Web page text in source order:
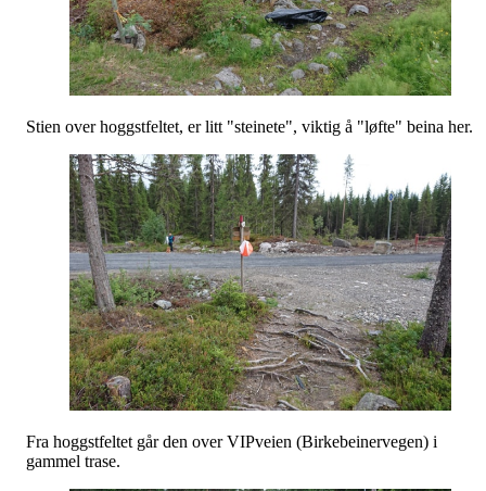
Stien over hoggstfeltet, er litt "steinete", viktig å "løfte" beina her.
Fra hoggstfeltet går den over VIPveien (Birkebeinervegen) i
gammel trase.